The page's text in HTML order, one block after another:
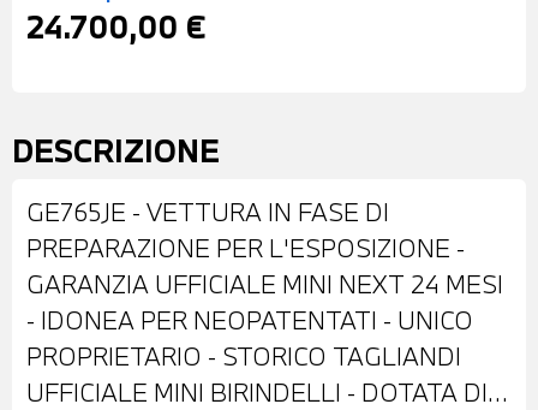
24.700,00 €
DESCRIZIONE
GE765JE - VETTURA IN FASE DI
PREPARAZIONE PER L'ESPOSIZIONE -
GARANZIA UFFICIALE MINI NEXT 24 MESI
- IDONEA PER NEOPATENTATI - UNICO
PROPRIETARIO - STORICO TAGLIANDI
UFFICIALE MINI BIRINDELLI - DOTATA DI: